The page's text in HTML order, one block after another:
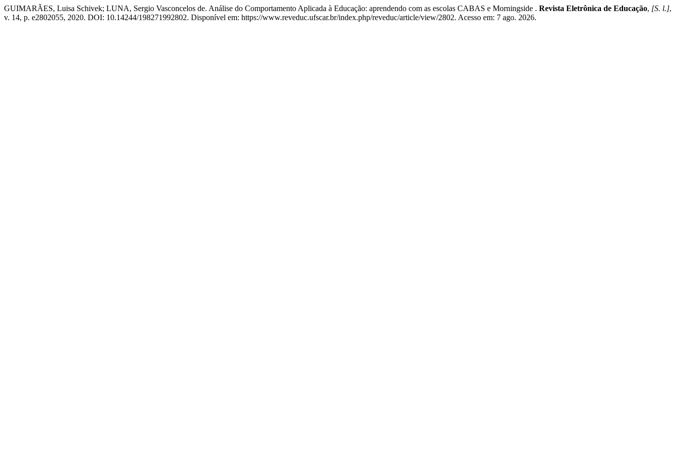
GUIMARÃES, Luisa Schivek; LUNA, Sergio Vasconcelos de. Análise do Comportamento Aplicada à Educação: aprendendo com as escolas CABAS e Morningside . Revista Eletrônica de Educação, [S. l.],
v. 14, p. e2802055, 2020. DOI: 10.14244/198271992802. Disponível em: https://www.reveduc.ufscar.br/index.php/reveduc/article/view/2802. Acesso em: 7 ago. 2026.